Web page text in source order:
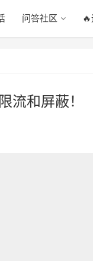
问答社区
流和屏蔽！